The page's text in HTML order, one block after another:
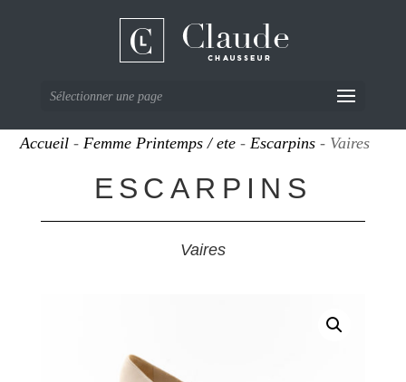
Sélectionner une page
Accueil -Femme Printemps / ete -Escarpins - Vaires
ESCARPINS
Vaires